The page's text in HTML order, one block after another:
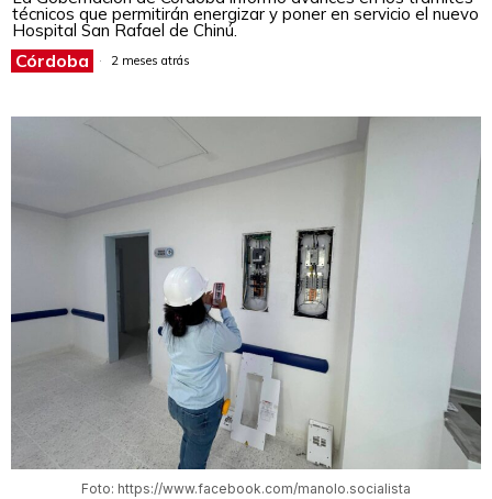
técnicos que permitirán energizar y poner en servicio el nuevo
Hospital San Rafael de Chinú.
Córdoba 2 meses atrás
Foto: https://www.facebook.com/manolo.socialista